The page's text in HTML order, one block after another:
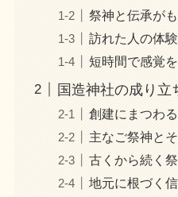
祭神と伝承が
訪れた人の体
短時間で感覚
国造神社の成り立
創建にまつわ
主なご祭神と
古くから続く
地元に根づく